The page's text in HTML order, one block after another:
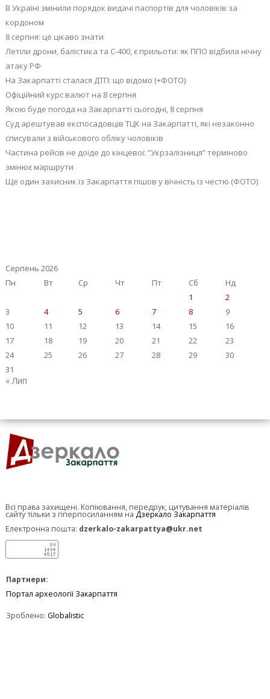
В Україні змінили порядок видачі паспортів для чоловіків за
кордоном
8 серпня: це цікаво знати
Летіли дрони, балістика та С-400, є прильоти: як ППО відбила нічну
атаку РФ
На Закарпатті сталася ДТП: що відомо (+ФОТО)
Офіційний курс валют на 8 серпня
Якою буде погода на Закарпатті сьогодні, 8 серпня
Суд арештував експосадовців ТЦК на Закарпатті, які незаконно
списували з військового обліку чоловіків
Частина рейсів не доїде до кінцевої: “Укрзалізниця” терміново
змінює маршрути
Ще один захисник із Закарпаття пішов у вічність із честю (ФОТО)
Серпень 2026
Пн
Вт Ср Чт Пт Сб
Нд
1
2
3
4 5 6 7 8
9
10
11 12 13 14 15
16
17
18 19 20 21 22
23
24
25 26 27 28 29
30
31
« Лип
Всі права захищені. Копіювання, передрук, цитування матеріалів
сайту тільки з гіперпосиланням на Дзеркало Закарпаття
Електронна пошта: dzerkalo-zakarpattya@ukr.net
Партнери:
Портал археології Закарпаття
Зроблено: Globalistic